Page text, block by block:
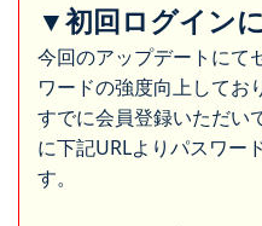
▼初回ログイン
今回のアップデートにて
ワードの強度向上してお
すでに会員登録いただい
に下記URLよりパスワー
す。